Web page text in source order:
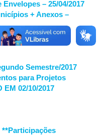
– 25/04/2017
+ Anexos –
Semestre/2017
para Projetos
EM 02/10/2017
**Participações